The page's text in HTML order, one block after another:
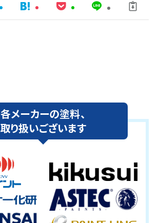
各メーカーの塗料、
取り扱いございます